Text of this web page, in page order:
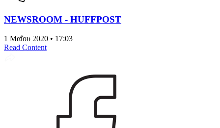
NEWSROOM - HUFFPOST
1 Μαΐου 2020 • 17:03
Read Content